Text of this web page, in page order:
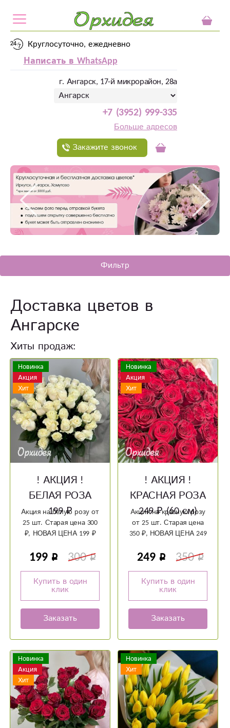
Круглосуточно, ежедневно
Написать в WhatsApp
г. Ангарск, 17-й микрорайон, 28а
+7 (3952) 999-335
Больше адресов
Закажите звонок
Фильтр
Доставка цветов в
Ангарске
Хиты продаж:
Новинка
Акция
Хит
! АКЦИЯ !
БЕЛАЯ РОЗА
199 ₽
Акция на белую розу от
25 шт. Старая цена 300
₽, НОВАЯ ЦЕНА 199 ₽
199 300
Купить в один
клик
Заказать
Новинка
Акция
Хит
! АКЦИЯ !
КРАСНАЯ РОЗА
249 ₽ (60 см)
Акция на красную розу
от 25 шт. Старая цена
350 ₽, НОВАЯ ЦЕНА 249
249 350
Купить в один
клик
Заказать
Новинка
Акция
Хит
Новинка
Хит